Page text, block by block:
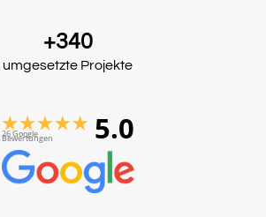
+340
umgesetzte Projekte
26 Google
Bewertungen 5.0